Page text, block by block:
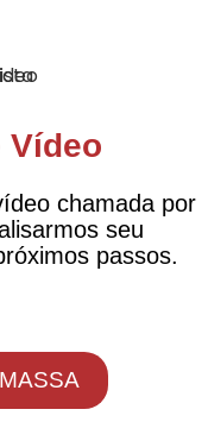
Vídeo
chamada por
seu
passos.